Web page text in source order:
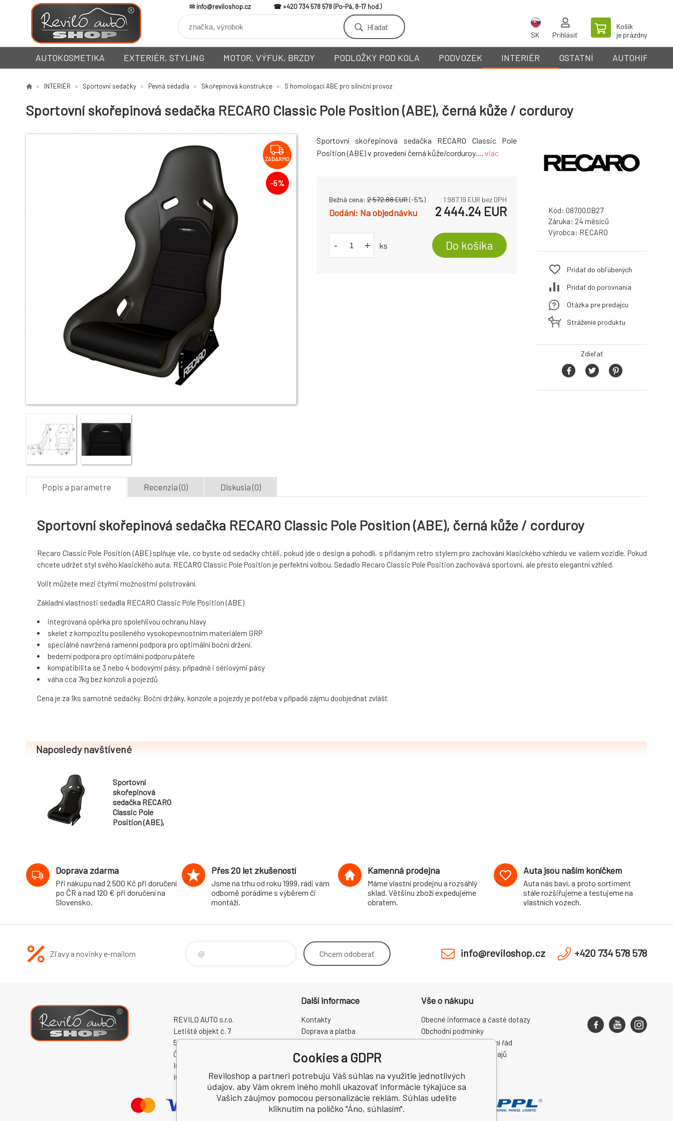
info@reviloshop.cz +420 734 578 578
Hľadať
SK Prihlásiť
Košík
je prázdny
AUTOKOSMETIKA EXTERIÉR, STYLING MOTOR, VÝFUK, BRZDY PODLOŽKY POD KOLA PODVOZEK INTERIÉR OSTATNÍ AUTOHIFI
INTERIÉR Sportovní sedačky Pevná sedadla Skořepinová konstrukce S homologací ABE pro silniční provoz
Sportovní skořepinová sedačka RECARO Classic Pole Position (ABE), černá kůže / corduroy
ZADARMO
-5%
Sportovní skořepinová sedačka RECARO Classic Pole
Position (ABE) v provedení černá kůže/corduroy.... viac
Bežná cena: 2 572.88EUR(-5%) 1 987.19 EUR bez DPH
Na objednávku 2 444.24 EUR
- + ks Do košíka
Kód: 087.00.0B27
Záruka: 24
Výrobca: RECARO
Pridať do obľúbených
Pridať do porovnania
Otázka pre predajcu
Stráženie produktu
Zdieľať
Popis a parametre Recenzia (0) Diskusia (0)
Sportovní skořepinová sedačka RECARO Classic Pole Position (ABE), černá kůže / corduroy
Recaro Classic Pole Position (ABE) splňuje vše, co byste od sedačky chtěli, pokud jde o design a pohodlí, s přidaným retro stylem pro zachování klasického vzhledu ve vašem vozidle. Pokud
chcete udržet styl svého klasického auta, RECARO Classic Pole Position je perfektní volbou. Sedadlo Recaro Classic Pole Position zachovává sportovní, ale přesto elegantní vzhled.
Volit můžete mezi čtyřmi možnostmi polstrování.
Základní vlastnosti sedadla RECARO Classic Pole Position (ABE)
integrovaná opěrka pro spolehlivou ochranu hlavy
skelet z kompozitu posíleného vysokopevnostním materiálem GRP
speciálně navržená ramenní podpora pro optimální boční držení.
bederní podpora pro optimální podporu páteře
kompatibilita se 3 nebo 4 bodovými pásy, případně i sériovými pásy
váha cca 7kg bez konzolí a pojezdů
Cena je za 1ks samotné sedačky. Boční držáky, konzole a pojezdy je potřeba v případě zájmu doobjednat zvlášť.
Naposledy navštívené
Sportovní
skořepinová
sedačka RECARO
Classic Pole
Position (ABE),
Doprava zdarma
Při nákupu nad 2 500 Kč při doručení
po ČR a nad 120 € při doručení na
Slovensko.
Přes 20 let zkušeností
Jsme na trhu od roku 1999, rádi vám
odborně porádíme s výběrem či
montáží.
Kamenná prodejna
Máme vlastní prodejnu a rozsáhlý
sklad. Většinu zboží expedujeme
obratem.
Auta jsou naším koníčkem
Auta nás baví, a proto sortiment
stále rozšiřujeme a testujeme na
vlastních vozech.
Zľavy a novinky e-mailom Chcem odoberať info@reviloshop.cz +420 734 578 578
REVILO AUTO s.r.o.
Letiště objekt č. 7
50341 Hradec Králové
Česká republika
IČO: 60931868
IČ DPH (DIČ): CZ60931868
Další informace
Kontakty
Doprava a platba
Proč právě my?
O nás
Kamenná prodejna
Vše o nákupu
Obecné informace a časté dotazy
Obchodní podmínky
Reklamace a reklamační řád
Zpracování osobních údajů
Cookies a GDPR
Reviloshop a partneri potrebujú Váš súhlas na využitie jednotlivých
údajov, aby Vám okrem iného mohli ukazovať informácie týkajúce sa
Vašich záujmov pomocou personalizácie reklám. Súhlas udelíte
kliknutím na políčko "Áno, súhlasím".